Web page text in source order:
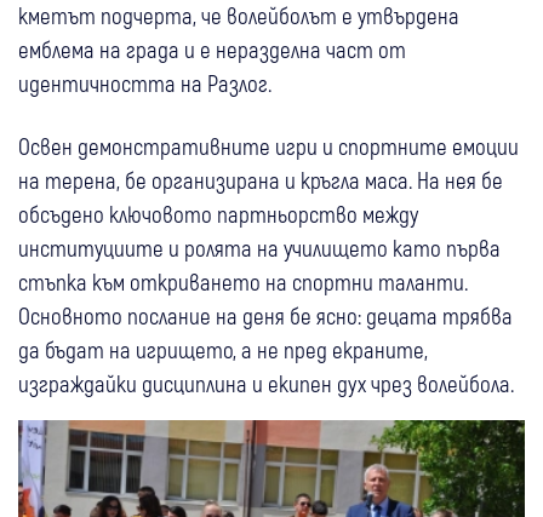
кметът подчерта, че волейболът е утвърдена
емблема на града и е неразделна част от
идентичността на Разлог.
Освен демонстративните игри и спортните емоции
на терена, бе организирана и кръгла маса. На нея бе
обсъдено ключовото партньорство между
институциите и ролята на училището като първа
стъпка към откриването на спортни таланти.
Основното послание на деня бе ясно: децата трябва
да бъдат на игрището, а не пред екраните,
изграждайки дисциплина и екипен дух чрез волейбола.